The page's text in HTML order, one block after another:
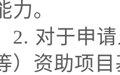
力。
2. 对于申
）资助项